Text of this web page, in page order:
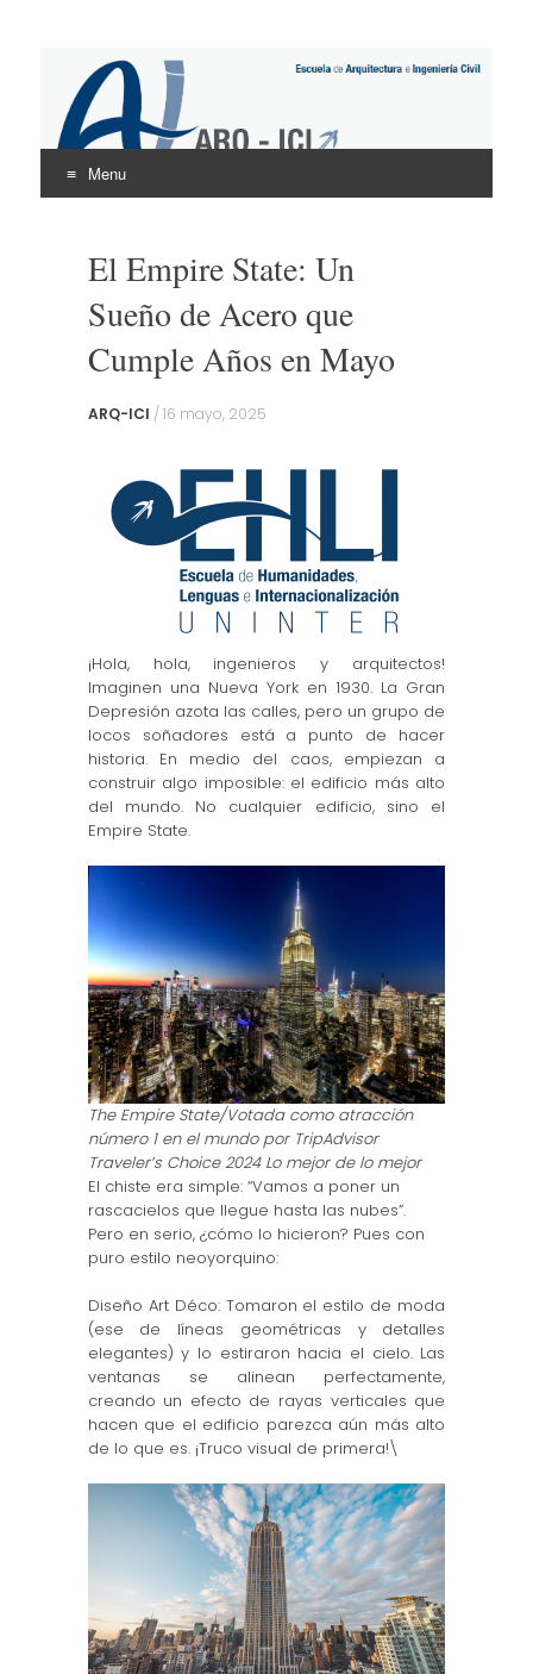
ARQ – ICI
UNINTER
Menu
contentEl Empire State: Un
Sueño de Acero que
Cumple Años en Mayo
ARQ-ICI /16 mayo, 2025
¡Hola, hola, ingenieros y arquitectos!
Imaginen una Nueva York en 1930. La Gran
Depresión azota las calles, pero un grupo de
locos soñadores está a punto de hacer
historia. En medio del caos, empiezan a
construir algo imposible: el edificio más alto
del mundo. No cualquier edificio, sino el
Empire State.
The Empire State/Votada como atracción
número 1 en el mundo por TripAdvisor
Traveler’s Choice 2024 Lo mejor de lo mejor
El chiste era simple: “Vamos a poner un
rascacielos que llegue hasta las nubes”.
Pero en serio, ¿cómo lo hicieron? Pues con
puro estilo neoyorquino:
Diseño Art Déco: Tomaron el estilo de moda
(ese de líneas geométricas y detalles
elegantes) y lo estiraron hacia el cielo. Las
ventanas se alinean perfectamente,
creando un efecto de rayas verticales que
hacen que el edificio parezca aún más alto
de lo que es. ¡Truco visual de primera!\